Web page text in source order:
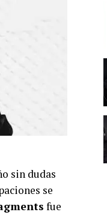
sin dudas
se
fue